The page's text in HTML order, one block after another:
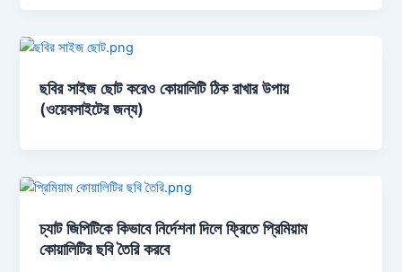
ছবির সাইজ ছোট করেও কোয়ালিটি ঠিক রাখার উপায়
(ওয়েবসাইটের জন্য)
চ্যাট জিপিটিকে কিভাবে নির্দেশনা দিলে ফ্রিতে প্রিমিয়াম
কোয়ালিটির ছবি তৈরি করবে